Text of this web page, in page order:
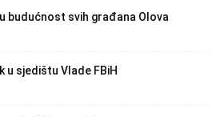
budućnost svih građana Olova
u sjedištu Vlade FBiH